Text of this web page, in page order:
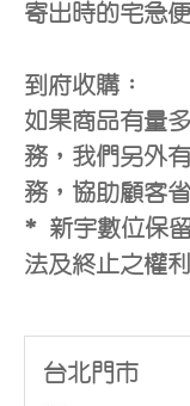
寄出時的宅急
到府收購：
如果商品有量
務，我們另外
務，協助顧客
* 新宇數位保
法及終止之權利
台北門市